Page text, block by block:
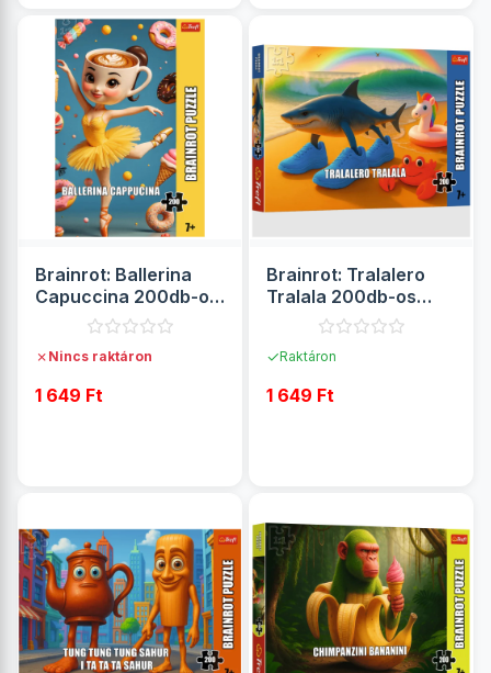
Brainrot: Ballerina
Capuccina 200db-os
puzzle
✗ Nincs raktáron
1 649 Ft
Brainrot: Tralalero
Tralala 200db-os
puzzle
✓Raktáron
1 649 Ft